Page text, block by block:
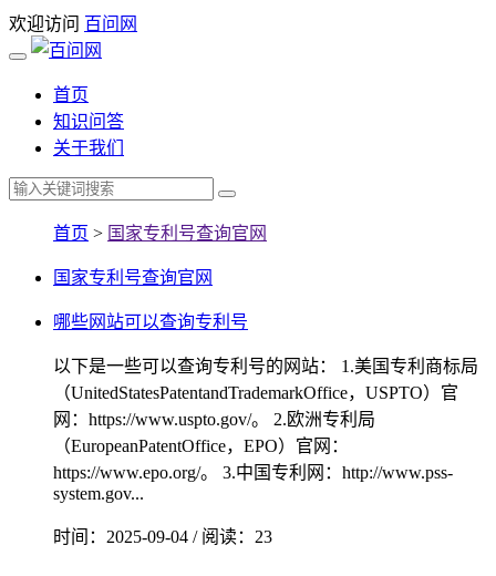
欢迎访问 百问网
首页
知识问答
关于我们
首页 > 国家专利号查询官网
国家专利号查询官网
哪些网站可以查询专利号
以下是一些可以查询专利号的网站： 1.美国专利商标局
（UnitedStatesPatentandTrademarkOffice，USPTO）官
网：https://www.uspto.gov/。 2.欧洲专利局
（EuropeanPatentOffice，EPO）官网：
https://www.epo.org/。 3.中国专利网：http://www.pss-
system.gov...
时间：2025-09-04 / 阅读：23